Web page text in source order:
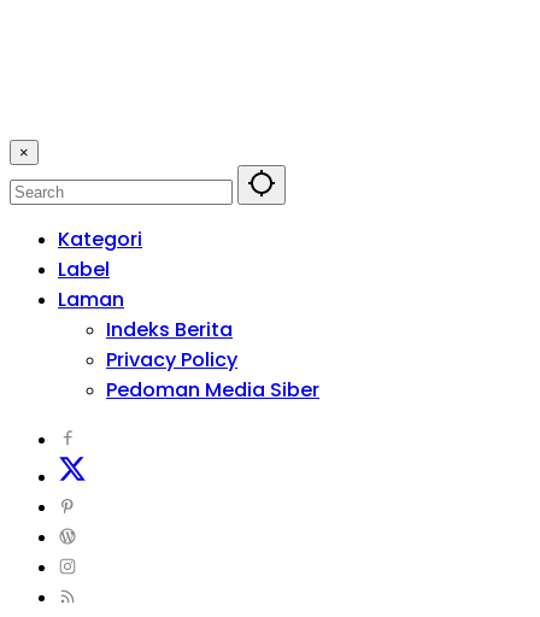
×
Kategori
Label
Laman
Indeks Berita
Privacy Policy
Pedoman Media Siber